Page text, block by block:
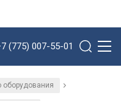
(775) 007-55-01
оборудования /